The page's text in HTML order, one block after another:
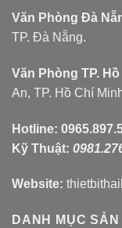
Văn Phòng Đà
TP. Đà Nẵng.
Văn Phòng TP.
An, TP. Hồ Chí
Hotline:
Kỹ Thuật:
Website:
DANH MỤC SẢN